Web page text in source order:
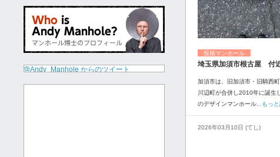
@Andy_Manhole からのツイート
投稿マンホール
埼玉県加須市根古屋 付
加須市は、旧加須市・旧騎西
川辺町が合併し2010年に誕生
のデザインマンホール ...もっ
2026年03月10日 (てし)